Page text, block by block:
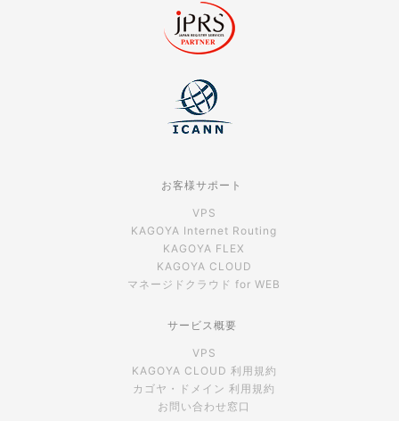
お客様サポート
VPS
KAGOYA Internet Routing
KAGOYA FLEX
KAGOYA CLOUD
マネージドクラウド for WEB
サービス概要
VPS
KAGOYA CLOUD 利用規約
カゴヤ・ドメイン 利用規約
お問い合わせ窓口